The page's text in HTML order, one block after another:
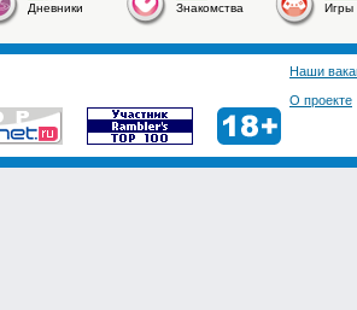
Дневники Знакомства Игры
Наши
О проекте